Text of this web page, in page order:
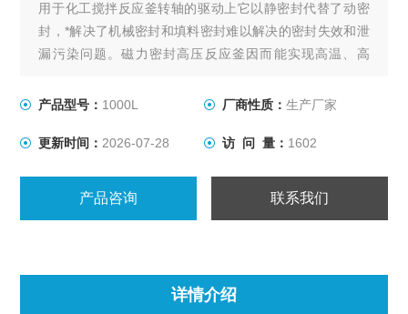
用于化工搅拌反应釜转轴的驱动上它以静密封代替了动密
封，*解决了机械密封和填料密封难以解决的密封失效和泄
漏污染问题。磁力密封高压反应釜因而能实现高温、高
介质的化学反应，特别适于制药、染料、精细化工以及微
产品型号： 1000L 厂商性质： 生产厂家
更新时间： 2026-07-28 访 问 量： 1602
产品咨询 联系我们
详情介绍